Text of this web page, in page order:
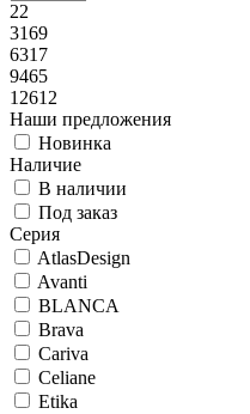
22
3169
6317
9465
12612
Наши предложения
Новинка
Наличие
В наличии
Под заказ
Серия
AtlasDesign
Avanti
BLANCA
Brava
Cariva
Celiane
Etika